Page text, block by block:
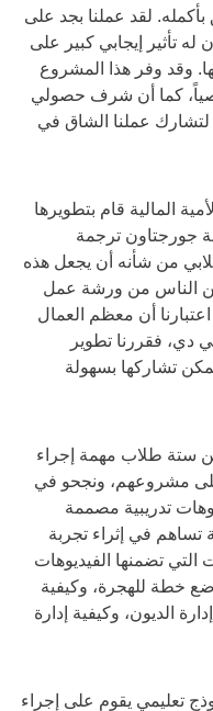
بأكمله. لقد عملنا بجد على
تأثير إيجابي كبير على
وقد وفر هذا المشروع
كما أن شرف حصولي
لتشارك عملنا الشاق في
المالية قام بتطويرها
جورجتاون ترجمة
من شأنه أن يجعل هذه
من الناس من ورشة عمل
أن معظم العمال
فقررنا تطوير
تشاركها بسهولة
ستة طلاب مهمة إجراء
مشروعهم، ونجحو في
تدريبية مصممة
تساهم في إثراء تجربة
تضمنها الفيديوهات
وضع خطة للهجرة، وكيفية
الديون، وكيفية إدارة
تعليمي يقوم على إجراء